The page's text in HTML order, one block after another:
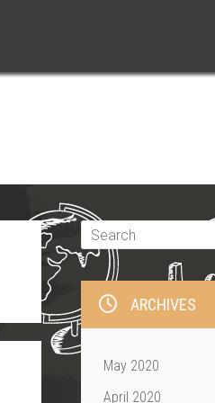
ARCHIVES
May 2020
April 2020